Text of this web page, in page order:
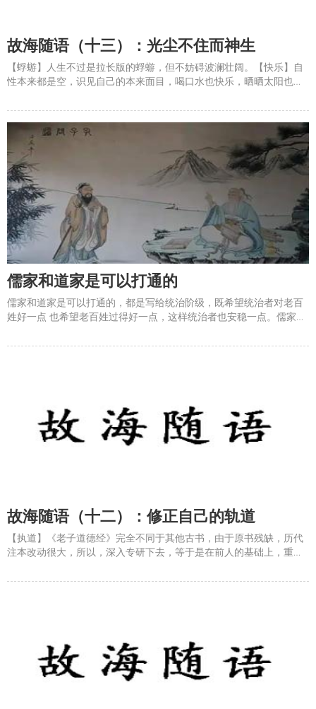
故海随语（十三）：​光尘不住而神生
【蜉蝣】人生不过是拉长版的蜉蝣，但不妨碍波澜壮阔。【快乐】自
性本来都是空，识见自己的本来面目，喝口水也快乐，晒晒太阳也快
己而不求于人，则无怨。上不怨天，下不尤人。故君子居易以俟命，
小人行险以侥幸 &mdash;&mdash;孔子【阴柔】一切学问的
儒家和道家是可以打通的
儒家和道家是可以打通的，都是写给统治阶级，既希望统治者对老百
姓好一点 也希望老百姓过得好一点，这样统治者也安稳一点。儒家约
己的。&#8203;道家相反，尊重别人而约束自己，所以要无为，不要
故海随语（十二）：​修正自己的轨道
【执道】《老子道德经》完全不同于其他古书，由于原书残缺，历代
注本改动很大，所以，深入专研下去，等于是在前人的基础上，重新
化，甚至人类文化一个独一无二的存在。&#8203;像《易经》《论